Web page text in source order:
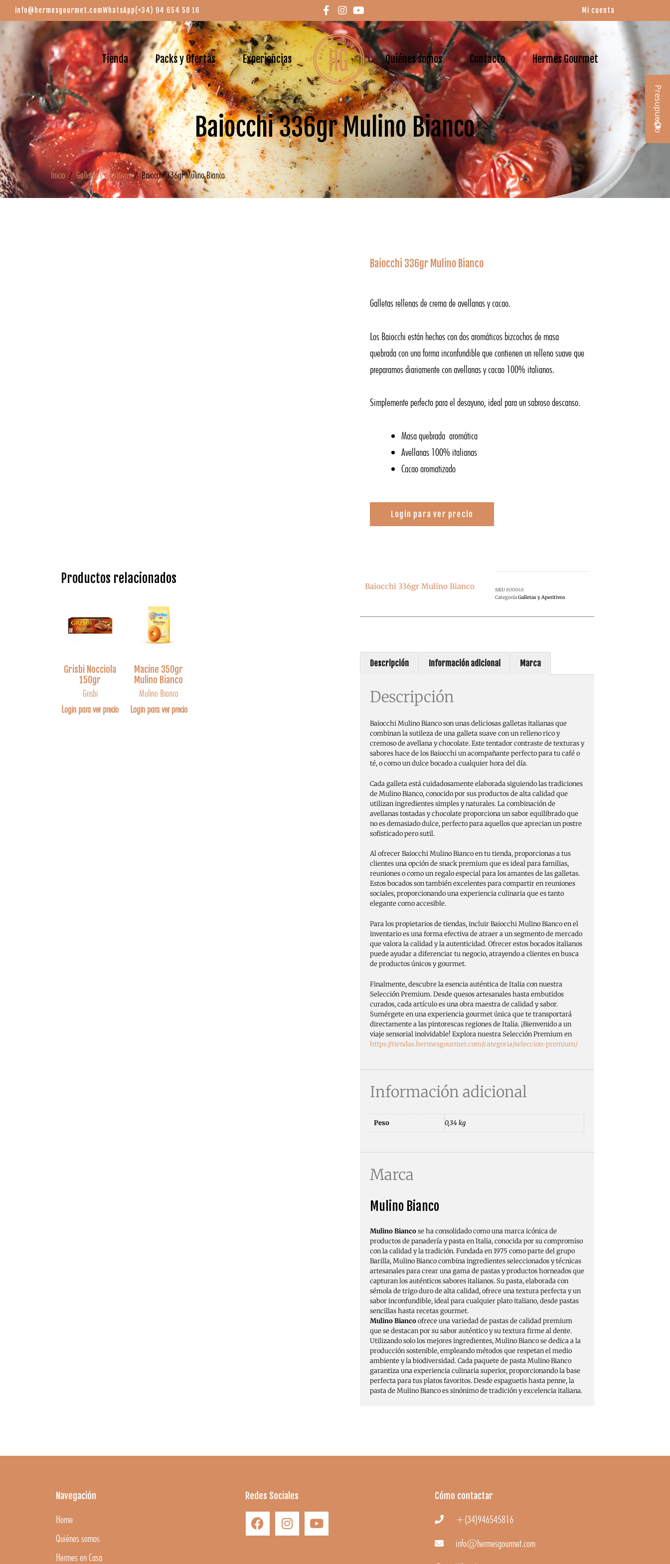
info@hermesgourmet.comWhatsApp(+34) 94 654 58 16 Mi cuenta
Tienda Packs y Ofertas Experiencias Quiénes somos Contacto Hermes Gourmet
Baiocchi 336gr Mulino Bianco
Inicio/Galletas y Aperitivos/ Baiocchi 336gr Mulino Bianco
Baiocchi 336gr Mulino Bianco
Galletas rellenas de crema de avellanas y cacao.
Los Baiocchi están hechos con dos aromáticos bizcochos de masa
quebrada con una forma inconfundible que contienen un relleno suave que
preparamos diariamente con avellanas y cacao 100% italianos.
Simplemente perfecto para el desayuno, ideal para un sabroso descanso.
Masa quebrada aromática
Avellanas 100% italianas
Cacao aromatizado
Login para ver precio
Productos relacionados
Grisbi Nocciola
150gr
Grisbi
Login para ver precio
Macine 350gr
Mulino Bianco
Mulino Bianco
Login para ver precio
Baiocchi 336gr Mulino Bianco SKU800048
CategoríaGalletas y Aperitivos
Descripción Información adicional Marca
Descripción
Baiocchi Mulino Bianco son unas deliciosas galletas italianas que
combinan la sutileza de una galleta suave con un relleno rico y
cremoso de avellana y chocolate. Este tentador contraste de texturas y
sabores hace de los Baiocchi un acompañante perfecto para tu café o
té, o como un dulce bocado a cualquier hora del día.
Cada galleta está cuidadosamente elaborada siguiendo las tradiciones
de Mulino Bianco, conocido por sus productos de alta calidad que
utilizan ingredientes simples y naturales. La combinación de
avellanas tostadas y chocolate proporciona un sabor equilibrado que
no es demasiado dulce, perfecto para aquellos que aprecian un postre
sofisticado pero sutil.
Al ofrecer Baiocchi Mulino Bianco en tu tienda, proporcionas a tus
clientes una opción de snack premium que es ideal para familias,
reuniones o como un regalo especial para los amantes de las galletas.
Estos bocados son también excelentes para compartir en reuniones
sociales, proporcionando una experiencia culinaria que es tanto
elegante como accesible.
Para los propietarios de tiendas, incluir Baiocchi Mulino Bianco en el
inventario es una forma efectiva de atraer a un segmento de mercado
que valora la calidad y la autenticidad. Ofrecer estos bocados italianos
puede ayudar a diferenciar tu negocio, atrayendo a clientes en busca
de productos únicos y gourmet.
Finalmente, descubre la esencia auténtica de Italia con nuestra
Selección Premium. Desde quesos artesanales hasta embutidos
curados, cada artículo es una obra maestra de calidad y sabor.
Sumérgete en una experiencia gourmet única que te transportará
directamente a las pintorescas regiones de Italia. ¡Bienvenido a un
viaje sensorial inolvidable! Explora nuestra Selección Premium en
https://tiendas.hermesgourmet.com/categoria/seleccion-premium/
Información adicional
Peso 0,34 kg
Marca
Mulino Bianco
Mulino Biancose ha consolidado como una marca icónica de
productos de panadería y pasta en Italia, conocida por su compromiso
con la calidad y la tradición. Fundada en 1975 como parte del grupo
Barilla, Mulino Bianco combina ingredientes seleccionados y técnicas
artesanales para crear una gama de pastas y productos horneados que
capturan los auténticos sabores italianos. Su pasta, elaborada con
sémola de trigo duro de alta calidad, ofrece una textura perfecta y un
sabor inconfundible, ideal para cualquier plato italiano, desde pastas
sencillas hasta recetas gourmet.
Mulino Biancoofrece una variedad de pastas de calidad premium
que se destacan por su sabor auténtico y su textura firme al dente.
Utilizando solo los mejores ingredientes, Mulino Bianco se dedica a la
producción sostenible, empleando métodos que respetan el medio
ambiente y la biodiversidad. Cada paquete de pasta Mulino Bianco
garantiza una experiencia culinaria superior, proporcionando la base
perfecta para tus platos favoritos. Desde espaguetis hasta penne, la
pasta de Mulino Bianco es sinónimo de tradición y excelencia italiana.
Navegación
Home
Quiénes somos
Hermes en Casa
Redes Sociales Cómo contactar
+(34)946545816
info@hermesgourmet.com
Presupuesto